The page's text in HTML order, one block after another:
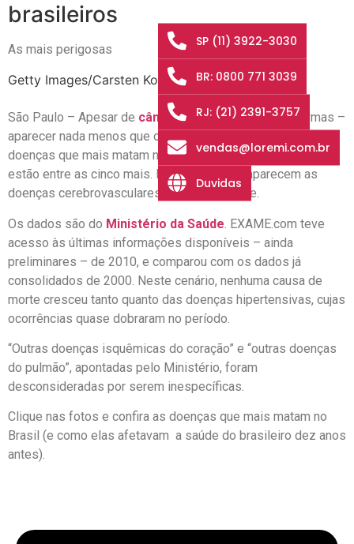
brasileiros
As mais perigosas
Getty Images/Carsten Koall
São Paulo – Apesar de câncer– em suas variadas formas –
aparecer nada menos que oito vezes na lista das vinte
doenças que mais matam noBrasil, tumores malignos não
estão entre as cinco mais. No topo da lista aparecem as
doenças cerebrovasculares, como o derrame.
Os dados são do Ministério da Saúde . EXAME.com teve
acesso às últimas informações disponíveis – ainda
preliminares – de 2010, e comparou com os dados já
consolidados de 2000. Neste cenário, nenhuma causa de
morte cresceu tanto quanto das doenças hipertensivas, cujas
ocorrências quase dobraram no período.
“Outras doenças isquêmicas do coração” e “outras doenças
do pulmão”, apontadas pelo Ministério, foram
desconsideradas por serem inespecíficas.
Clique nas fotos e confira as doenças que mais matam no
Brasil (e como elas afetavam a saúde do brasileiro dez anos
antes).
SP (11) 3922-3030
BR: 0800 771 3039
RJ: (21) 2391-3757
vendas@loremi.com.br
Duvidas